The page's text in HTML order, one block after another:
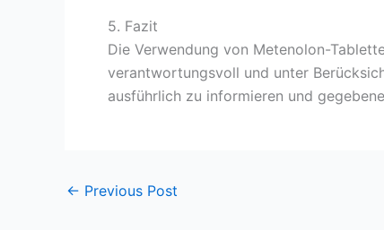
5. Fazit
Die Verwendung von Metenolon-
verantwortungsvoll und unter
ausführlich zu informieren und
← Previous Post